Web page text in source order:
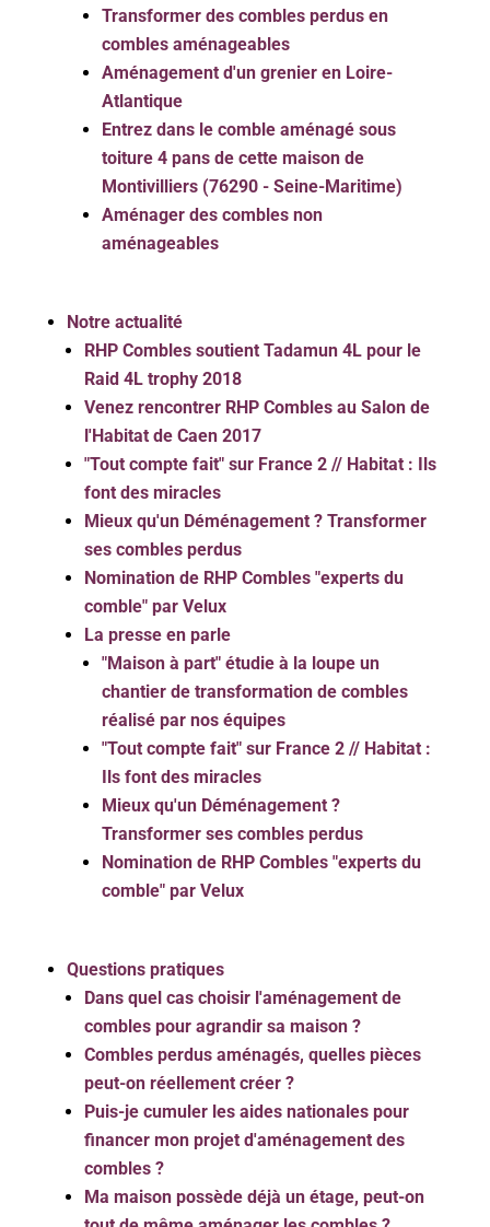
Transformer des combles perdus en
combles aménageables
Aménagement d'un grenier en Loire-
Atlantique
Entrez dans le comble aménagé sous
toiture 4 pans de cette maison de
Montivilliers (76290 - Seine-Maritime)
Aménager des combles non
aménageables
Notre actualité
RHP Combles soutient Tadamun 4L pour le
Raid 4L trophy 2018
Venez rencontrer RHP Combles au Salon de
l'Habitat de Caen 2017
"Tout compte fait" sur France 2 // Habitat : Ils
font des miracles
Mieux qu'un Déménagement ? Transformer
ses combles perdus
Nomination de RHP Combles "experts du
comble" par Velux
La presse en parle
"Maison à part" étudie à la loupe un
chantier de transformation de combles
réalisé par nos équipes
"Tout compte fait" sur France 2 // Habitat :
Ils font des miracles
Mieux qu'un Déménagement ?
Transformer ses combles perdus
Nomination de RHP Combles "experts du
comble" par Velux
Questions pratiques
Dans quel cas choisir l'aménagement de
combles pour agrandir sa maison ?
Combles perdus aménagés, quelles pièces
peut-on réellement créer ?
Puis-je cumuler les aides nationales pour
financer mon projet d'aménagement des
combles ?
Ma maison possède déjà un étage, peut-on